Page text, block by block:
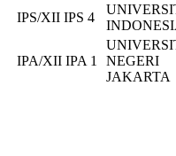
IPS/XII IPS 4
IPA/XII IPA 1
NEGERI
JAKARTA